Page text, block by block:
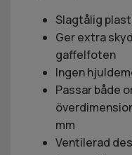
Slagtålig
Ger extra
gaffelfoten
Ingen
Passar både
mm
Ventilerad